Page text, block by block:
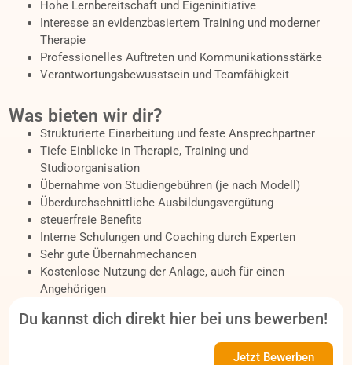
Hohe Lernbereitschaft und Eigeninitiative
Interesse an evidenzbasiertem Training und moderner
Therapie
Professionelles Auftreten und Kommunikationsstärke
Verantwortungsbewusstsein und Teamfähigkeit
Was bieten wir dir?
Strukturierte Einarbeitung und feste Ansprechpartner
Tiefe Einblicke in Therapie, Training und
Studioorganisation
Übernahme von Studiengebühren (je nach Modell)
Überdurchschnittliche Ausbildungsvergütung
steuerfreie Benefits
Interne Schulungen und Coaching durch Experten
Sehr gute Übernahmechancen
Kostenlose Nutzung der Anlage, auch für einen
Angehörigen
Du kannst dich direkt hier bei uns bewerben!
Jetzt Bewerben